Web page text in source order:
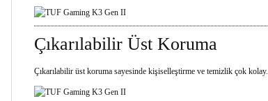
Çıkarılabilir Üst Koruma
Çıkarılabilir üst koruma sayesinde kişiselleştirme ve temizlik çok kolay.